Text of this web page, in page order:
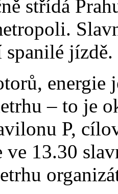
střídá
jízdě.
– to je
P,
ve 13.30